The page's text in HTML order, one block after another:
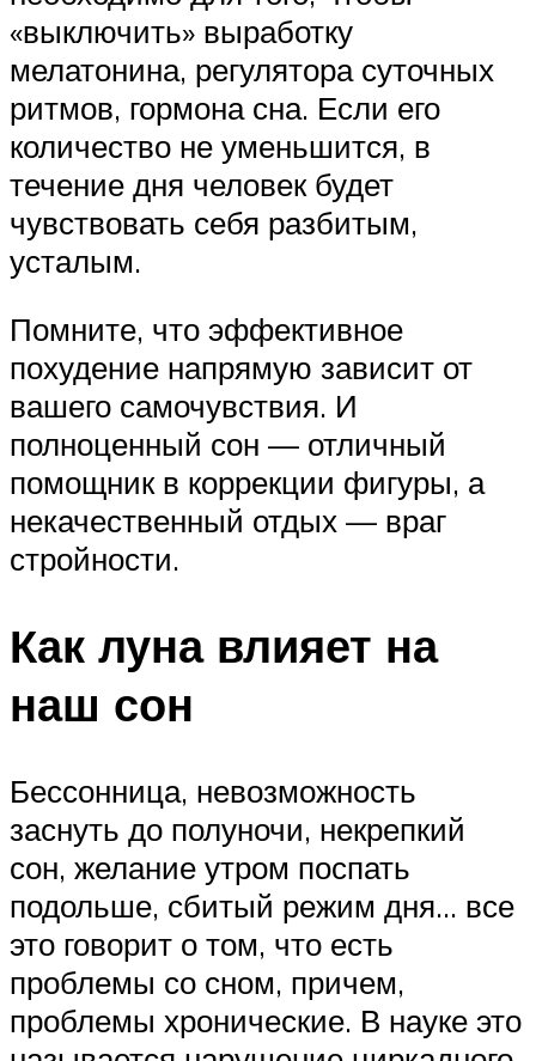
«выключить» выработку
мелатонина, регулятора суточных
ритмов, гормона сна. Если его
количество не уменьшится, в
течение дня человек будет
чувствовать себя разбитым,
усталым.
Помните, что эффективное
похудение напрямую зависит от
вашего самочувствия. И
полноценный сон — отличный
помощник в коррекции фигуры, а
некачественный отдых — враг
стройности.
Как луна влияет на
наш сон
Бессонница, невозможность
заснуть до полуночи, некрепкий
сон, желание утром поспать
подольше, сбитый режим дня… все
это говорит о том, что есть
проблемы со сном, причем,
проблемы хронические. В науке это